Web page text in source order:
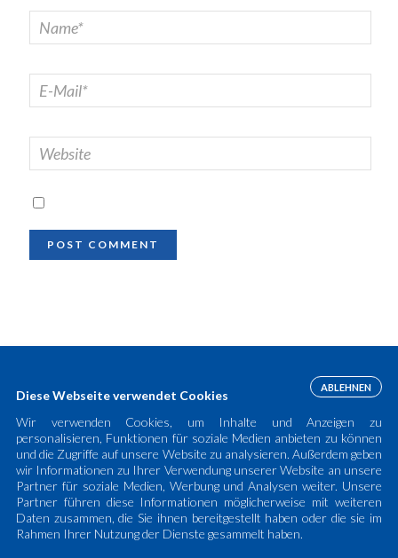
Diese Webseite verwendet Cookies
Wir verwenden Cookies, um Inhalte und Anzeigen zu
personalisieren, Funktionen für soziale Medien anbieten zu können
und die Zugriffe auf unsere Website zu analysieren. Außerdem geben
wir Informationen zu Ihrer Verwendung unserer Website an unsere
Partner für soziale Medien, Werbung und Analysen weiter. Unsere
Partner führen diese Informationen möglicherweise mit weiteren
Daten zusammen, die Sie ihnen bereitgestellt haben oder die sie im
Rahmen Ihrer Nutzung der Dienste gesammelt haben.
ABLEHNEN